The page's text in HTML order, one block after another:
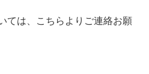
ては、こちらよりご連絡お願